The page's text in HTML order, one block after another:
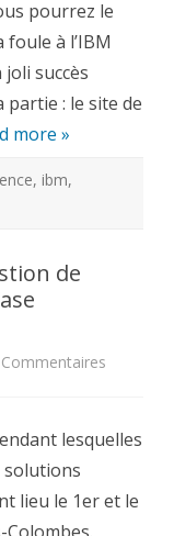
pourrez le
à l’IBM
succès
partie : le site de
more »
, ibm,
de
Commentaires
lesquelles
solutions
lieu le 1er et le